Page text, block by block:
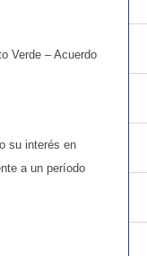
Verde – Acuerdo
su interés en
a un período